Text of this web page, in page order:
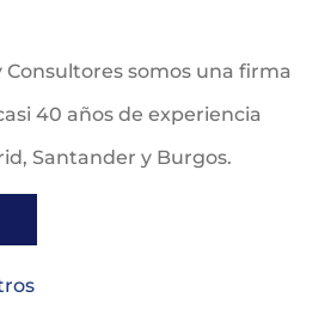
Consultores somos una firma
40 años de experiencia
Santander y Burgos.